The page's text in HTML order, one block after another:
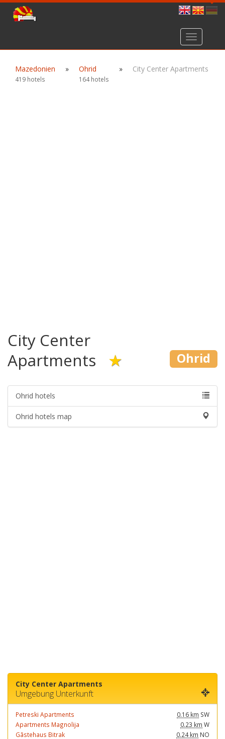
Toggle
navigation
Mazedonien
419 hotels
» Ohrid
164 hotels
» City Center Apartments
City Center
Apartments
★ Ohrid
Ohrid hotels
Ohrid hotels map
City Center Apartments
Umgebung Unterkunft
Petreski Apartments 0.16 km SW
Apartments Magnolija
0.23 km W
Gãstehaus Bitrak
0.24 km NO